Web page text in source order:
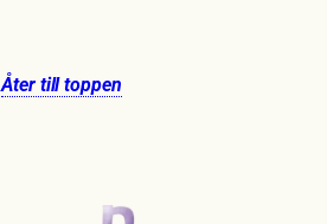
Åter till toppen